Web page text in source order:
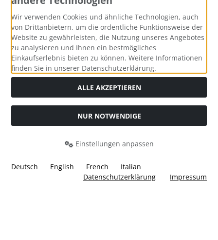
Zahlungsmethoden
Social Media
Widerrufsformular
Wir verwenden Cookies und ähnliche Technologien, auch
von Drittanbietern, um die ordentliche Funktionsweise der
Website zu gewährleisten, die Nutzung unseres Angebotes
zu analysieren und Ihnen ein bestmögliches
Einkaufserlebnis bieten zu können. Weitere Informationen
finden Sie in unserer Datenschutzerklärung.
ALLE AKZEPTIEREN
NUR NOTWENDIGE
Einstellungen anpassen
Deutsch English French
Italian
Datenschutzerklärung
Impressum